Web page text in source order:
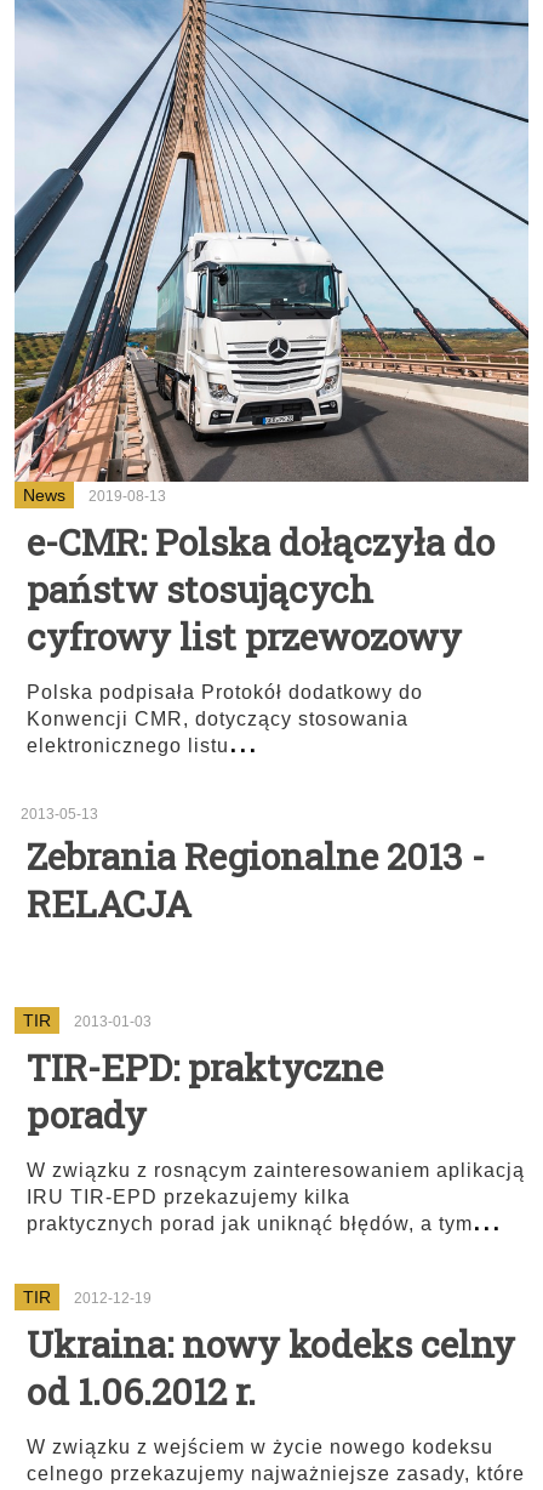
News 2019-08-13
e-CMR: Polska dołączyła do
państw stosujących
cyfrowy list przewozowy
Polska podpisała Protokół dodatkowy do
Konwencji CMR, dotyczący stosowania
elektronicznego listu...
2013-05-13
Zebrania Regionalne 2013 -
RELACJA
TIR 2013-01-03
TIR-EPD: praktyczne
porady
W związku z rosnącym zainteresowaniem aplikacją
IRU TIR-EPD przekazujemy kilka
praktycznych porad jak uniknąć błędów, a tym...
TIR 2012-12-19
Ukraina: nowy kodeks celny
od 1.06.2012 r.
W związku z wejściem w życie nowego kodeksu
celnego przekazujemy najważniejsze zasady, które